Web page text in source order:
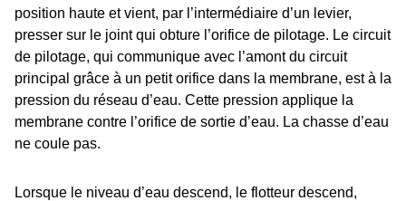
position haute et vient, par l’intermédiaire d’un levier,
presser sur le joint qui obture l’orifice de pilotage. Le circuit
de pilotage, qui communique avec l’amont du circuit
principal grâce à un petit orifice dans la membrane, est à la
pression du réseau d’eau. Cette pression applique la
membrane contre l’orifice de sortie d’eau. La chasse d’eau
ne coule pas.
Lorsque le niveau d’eau descend, le flotteur descend,